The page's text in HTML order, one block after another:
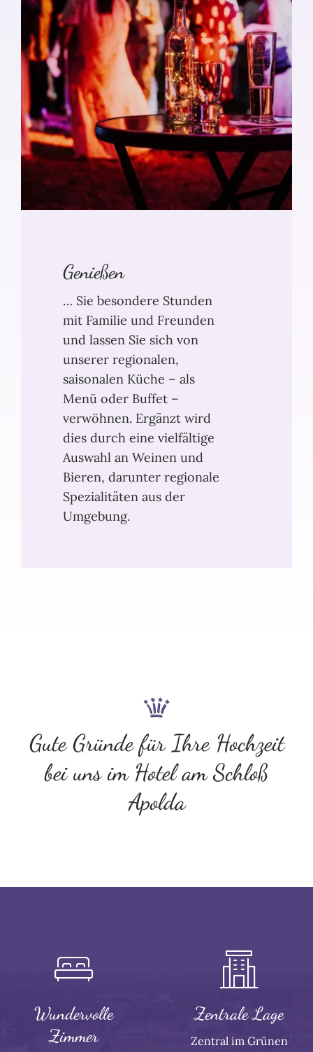
Genießen
… Sie besondere Stunden
mit Familie und Freunden
und lassen Sie sich von
unserer regionalen,
saisonalen Küche – als
Menü oder Buffet –
verwöhnen. Ergänzt wird
dies durch eine vielfältige
Auswahl an Weinen und
Bieren, darunter regionale
Spezialitäten aus der
Umgebung.
Gute Gründe für Ihre Hochzeit
bei uns im Hotel am Schloß
Apolda
Wundervolle
Zimmer
Zentrale Lage
Zentral im Grünen